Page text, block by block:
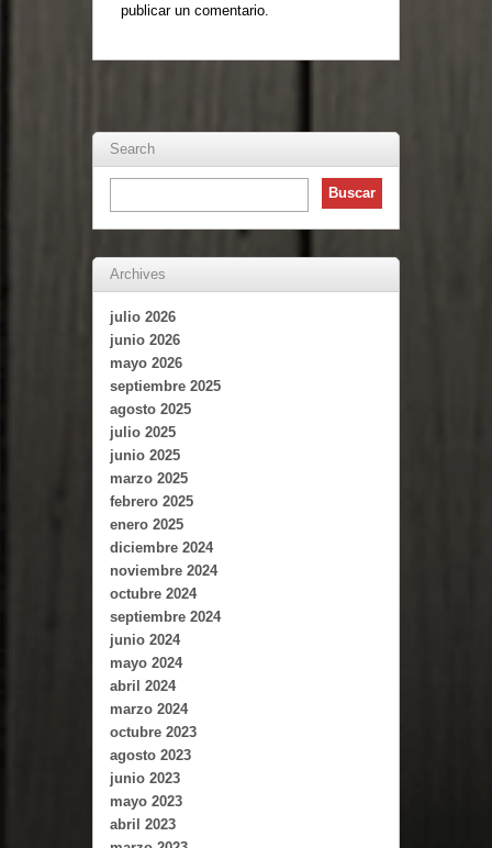
publicar un comentario.
Search
Archives
julio 2026
junio 2026
mayo 2026
septiembre 2025
agosto 2025
julio 2025
junio 2025
marzo 2025
febrero 2025
enero 2025
diciembre 2024
noviembre 2024
octubre 2024
septiembre 2024
junio 2024
mayo 2024
abril 2024
marzo 2024
octubre 2023
agosto 2023
junio 2023
mayo 2023
abril 2023